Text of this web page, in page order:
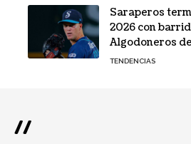
Saraperos
2026 con
Algodoneros
TENDENCIAS
//